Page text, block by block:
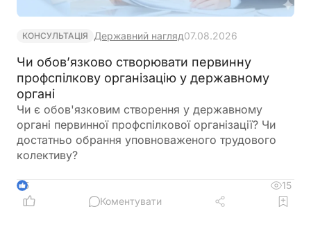
КОНСУЛЬТАЦІЯ Державний нагляд07.08.2026
Чи обов’язково створювати первинну
профспілкову організацію у державному
органі
Чи є обов'язковим створення у державному
органі первинної профспілкової організації? Чи
достатньо обрання уповноваженого трудового
колективу?
5
15
Коментувати